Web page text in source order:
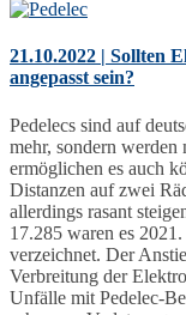
21.10.2022 | Sollten
angepasst sein?
Pedelecs sind auf
mehr, sondern werden
ermöglichen es auch
Distanzen auf zwei
allerdings rasant
17.285 waren es
verzeichnet. Der
Verbreitung der
Unfälle mit Pedelec-